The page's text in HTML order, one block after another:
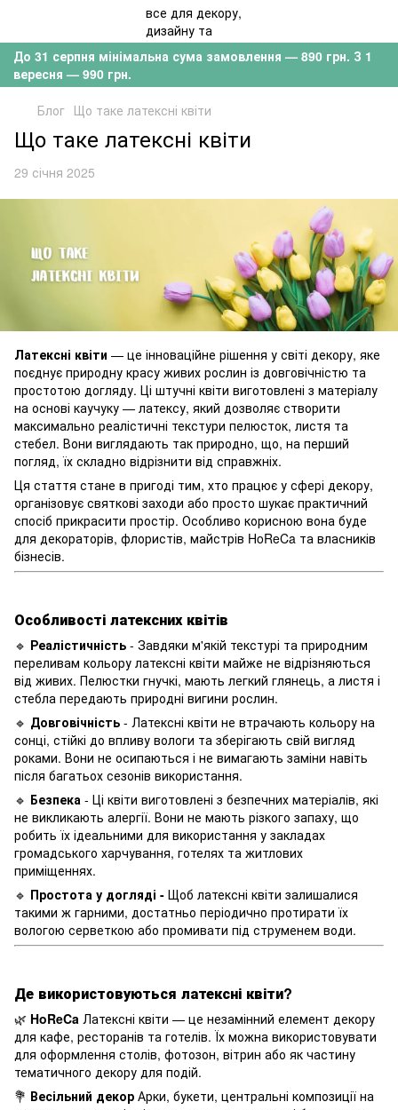
До 31 серпня мінімальна сума замовлення — 890 грн. З 1
вересня — 990 грн.
Блог Що таке латексні квіти
Що таке латексні квіти
29 січня 2025
Латексні квіти — це інноваційне рішення у світі декору, яке
поєднує природну красу живих рослин із довговічністю та
простотою догляду. Ці штучні квіти виготовлені з матеріалу
на основі каучуку — латексу, який дозволяє створити
максимально реалістичні текстури пелюсток, листя та
стебел. Вони виглядають так природно, що, на перший
погляд, їх складно відрізнити від справжніх.
Ця стаття стане в пригоді тим, хто працює у сфері декору,
організовує святкові заходи або просто шукає практичний
спосіб прикрасити простір. Особливо корисною вона буде
для декораторів, флористів, майстрів HoReCa та власників
бізнесів.
Особливості латексних квітів
🔹 Реалістичність - Завдяки м'якій текстурі та природним
переливам кольору латексні квіти майже не відрізняються
від живих. Пелюстки гнучкі, мають легкий глянець, а листя і
стебла передають природні вигини рослин.
🔹 Довговічність - Латексні квіти не втрачають кольору на
сонці, стійкі до впливу вологи та зберігають свій вигляд
роками. Вони не осипаються і не вимагають заміни навіть
після багатьох сезонів використання.
🔹 Безпека - Ці квіти виготовлені з безпечних матеріалів, які
не викликають алергії. Вони не мають різкого запаху, що
робить їх ідеальними для використання у закладах
громадського харчування, готелях та житлових
приміщеннях.
🔹 Простота у догляді - Щоб латексні квіти залишалися
такими ж гарними, достатньо періодично протирати їх
вологою серветкою або промивати під струменем води.
Де використовуються латексні квіти?
🌿 HoReCa Латексні квіти — це незамінний елемент декору
для кафе, ресторанів та готелів. Їх можна використовувати
для оформлення столів, фотозон, вітрин або як частину
тематичного декору для подій.
💐 Весільний декор Арки, букети, центральні композиції на